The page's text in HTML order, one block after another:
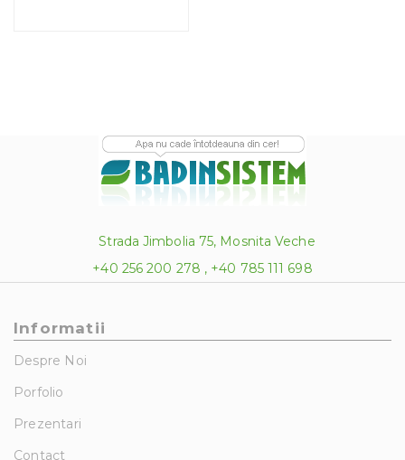
Strada Jimbolia 75, Mosnita Veche
+40 256 200 278 , +40 785 111 698
Informatii
Despre Noi
Porfolio
Prezentari
Contact